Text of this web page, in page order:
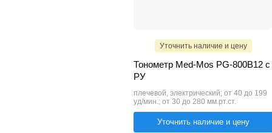
Уточнить наличие и цену
Тонометр Med-Mos PG-800B12 с
РУ
плечевой, электрический; от 40 до 199
уд/мин.; от 30 до 280 мм.рт.ст.
Уточнить наличие и цену